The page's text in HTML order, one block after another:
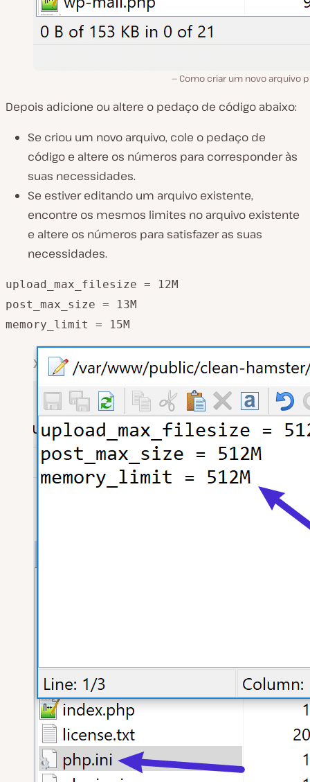
Como criar um novo arquivo
Depois adicione ou altere o pedaço de código abaixo:
Se criou um novo arquivo, cole o pedaço de
código e altere os números para corresponder às
suas necessidades.
Se estiver editando um arquivo existente,
encontre os mesmos limites no arquivo existente
e altere os números para satisfazer as suas
necessidades.
upload_max_filesize = 12M
post_max_size = 13M
memory_limit = 15M